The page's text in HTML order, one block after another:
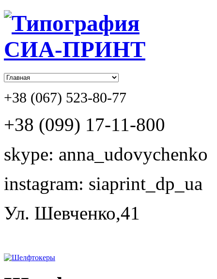
+38 (067) 523-80-77
+38 (099) 17-11-800
skype: anna_udovychenko
instagram: siaprint_dp_ua
Ул. Шевченко,41